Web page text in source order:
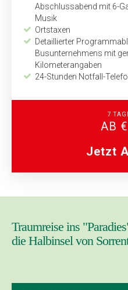
Abschlussabend mit 6-
Musik
Ortstaxen
Detaillierter
Bus­unternehmens mit
Kilometerangaben
24-Stunden Notfall-
7
AB
Jetzt
Traumreise ins
die Halbinsel von